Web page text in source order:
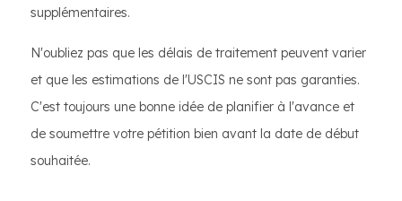
supplémentaires.
N'oubliez pas que les délais de traitement peuvent varier
et que les estimations de l'USCIS ne sont pas garanties.
C'est toujours une bonne idée de planifier à l'avance et
de soumettre votre pétition bien avant la date de début
souhaitée.